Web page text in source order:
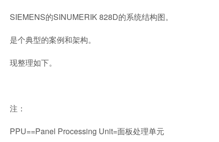
SIEMENS的SINUMERIK 828D的系统结构图。
是个典型的案例和架构。
现整理如下。
注：
PPU==Panel Processing Unit=面板处理单元